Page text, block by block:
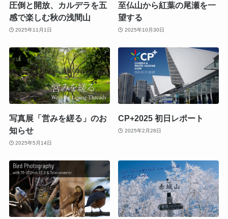
圧倒と開放、カルデラを五
感で楽しむ秋の浅間山
2025年11月1日
至仏山から紅葉の尾瀬を一
望する
2025年10月30日
写真展「営みを縒る」のお
知らせ
2025年5月14日
CP+2025 初日レポート
2025年2月28日